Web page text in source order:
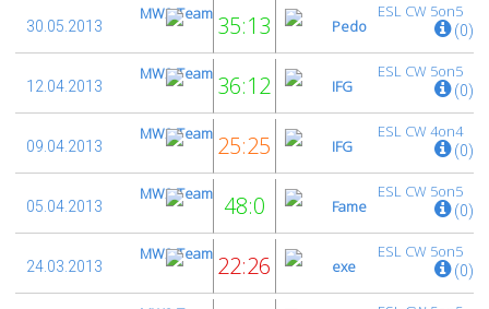
MW2-Team ESL CW 5on5
30.05.2013
MW2-Team
35:13 Pedo (0)
ESL CW 5on5
12.04.2013
MW2-Team
36:12 IFG (0)
ESL CW 4on4
09.04.2013
MW2-Team
25:25 IFG (0)
ESL CW 5on5
05.04.2013
MW2-Team
48:0 Fame (0)
ESL CW 5on5
24.03.2013 22:26 exe (0)